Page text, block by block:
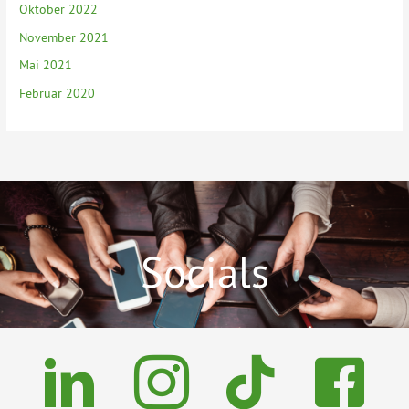
Oktober 2022
November 2021
Mai 2021
Februar 2020
Socials